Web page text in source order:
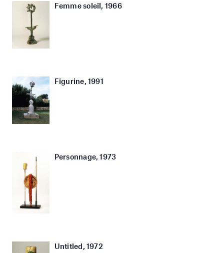
Femme soleil, 1966
Figurine, 1991
Personnage, 1973
Untitled, 1972